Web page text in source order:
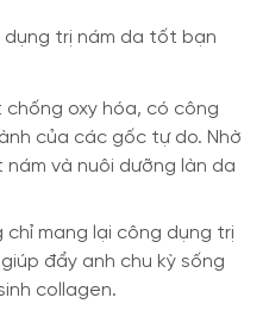
trị nám da tốt bạn
oxy hóa, có công
của các gốc tự do. Nhờ
và nuôi dưỡng làn da
mang lại công dụng trị
đẩy anh chu kỳ sống
collagen.